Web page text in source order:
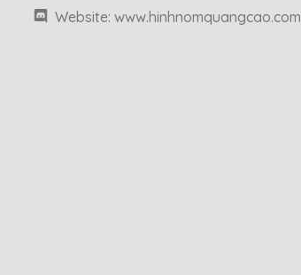
Website: www.hinhnomquangcao.com